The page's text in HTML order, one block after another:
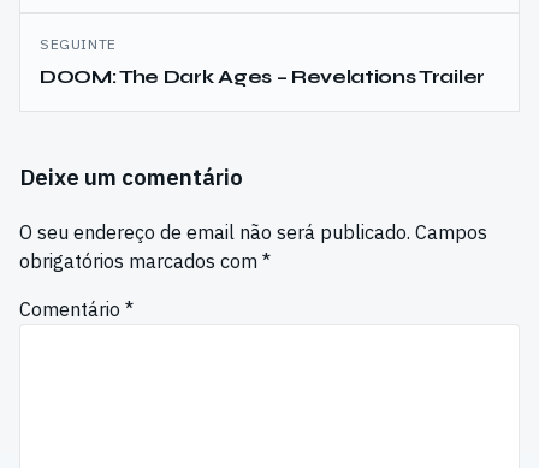
artigos
SEGUINTE
DOOM: The Dark Ages – Revelations Trailer
Deixe um comentário
O seu endereço de email não será publicado. Campos
obrigatórios marcados com *
Comentário *